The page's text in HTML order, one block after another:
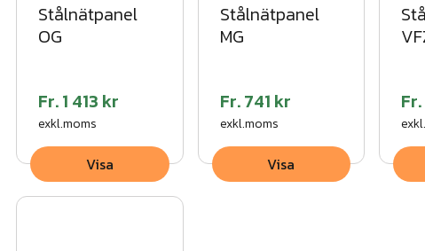
Stålnätpanel
OG
Fr.1 413 kr
exkl.moms
Visa
Stålnätpanel
MG
Fr.741 kr
exkl.moms
Visa
Fr.